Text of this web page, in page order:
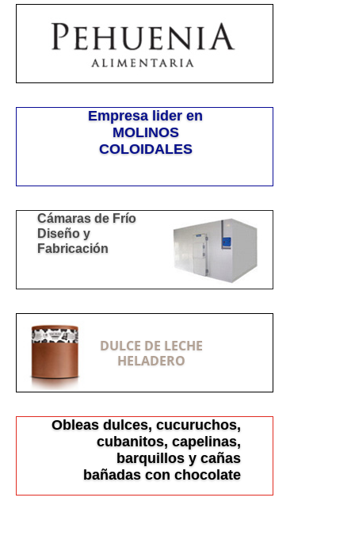
Empresa lider en
MOLINOS
COLOIDALES
Cámaras de Frío
Diseño y
Fabricación
DULCE DE LECHE
HELADERO
Obleas dulces, cucuruchos,
cubanitos, capelinas,
barquillos y cañas
bañadas con chocolate